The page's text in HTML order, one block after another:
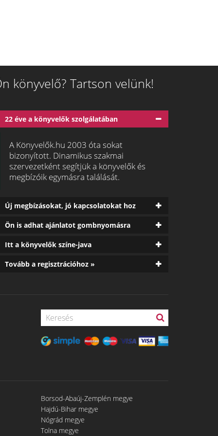
könyvelő? Tartson velünk!
22 éve a könyvelők szolgálatában
A Könyvelők.hu 2003 óta sokat
bizonyított. Dinamikus szakmai
szervezetként segítjük a könyvelők és
megbízóik egymásra találását.
Új megbízásokat, jó kapcsolatokat hoz
Ön is adhat ajánlatot gombnyomásra
Itt a könyvelők színe-java
Tovább a regisztrációhoz »
Borsod-Abaúj-Zemplén megye
Hajdú-Bihar megye
Nógrád megye
Tolna megye